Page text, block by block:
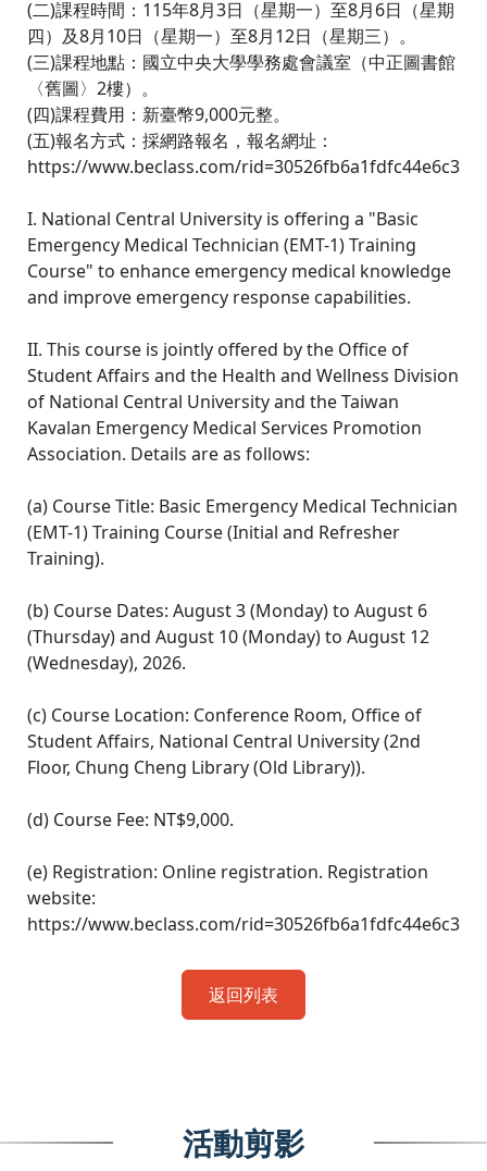
(二)課程時間：115年8月3日（星期一）至8月6日（星期
四）及8月10日（星期一）至8月12日（星期三）。
(三)課程地點：國立中央大學學務處會議室（中正圖書館
〈舊圖〉2樓）。
(四)課程費用：新臺幣9,000元整。
(五)報名方式：採網路報名，報名網址：
https://www.beclass.com/rid=30526fb6a1fdfc44e6c3
I. National Central University is offering a "Basic
Emergency Medical Technician (EMT-1) Training
Course" to enhance emergency medical knowledge
and improve emergency response capabilities.
II. This course is jointly offered by the Office of
Student Affairs and the Health and Wellness Division
of National Central University and the Taiwan
Kavalan Emergency Medical Services Promotion
Association. Details are as follows:
(a) Course Title: Basic Emergency Medical Technician
(EMT-1) Training Course (Initial and Refresher
Training).
(b) Course Dates: August 3 (Monday) to August 6
(Thursday) and August 10 (Monday) to August 12
(Wednesday), 2026.
(c) Course Location: Conference Room, Office of
Student Affairs, National Central University (2nd
Floor, Chung Cheng Library (Old Library)).
(d) Course Fee: NT$9,000.
(e) Registration: Online registration. Registration
website:
https://www.beclass.com/rid=30526fb6a1fdfc44e6c3
返回列表
活動剪影